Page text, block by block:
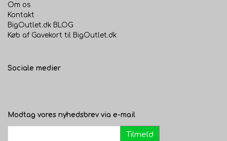
Om os
Kontakt
BigOutlet.dk BLOG
Køb af Gavekort til BigOutlet.dk
Sociale medier
Modtag vores nyhedsbrev via e-mail
Tilmeld